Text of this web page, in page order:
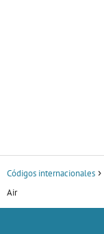
Códigos internacionales
Air